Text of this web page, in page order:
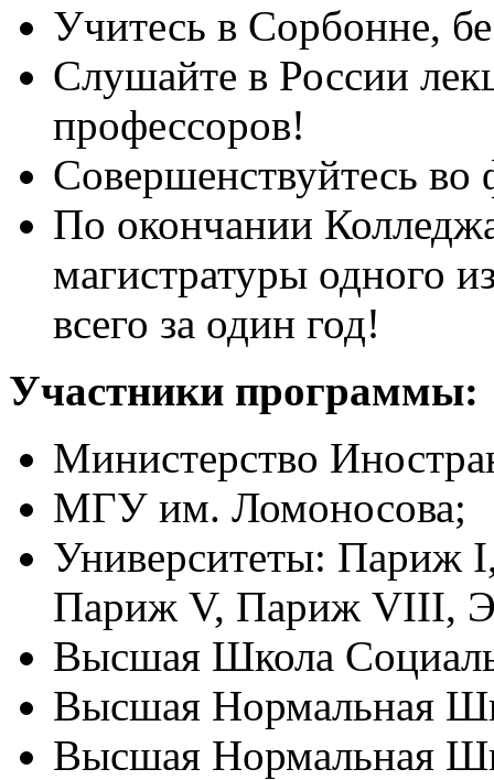
Учитесь в Сорбонне,
Слушайте в России
профессоров!
Совершенствуйтесь во
По окончании
магистратуры одного
всего за один год!
Участники программы:
Министерство
МГУ им. Ломоносова;
Университеты: Париж
Париж V, Париж VIII,
Высшая Школа
Высшая Нормальная
Высшая Нормальная